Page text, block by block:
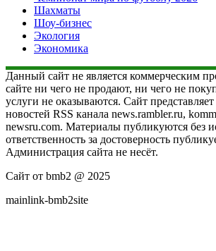
Шахматы
Шоу-бизнес
Экология
Экономика
Данный сайт не является коммерческим
сайте ни чего не продают, ни чего не
услуги не оказываются. Сайт
новостей RSS канала news.rambler.ru,
newsru.com. Материалы публикуются без
ответственность за достоверность
Администрация сайта не несёт.
Сайт от bmb2 @ 2025
mainlink-bmb2site